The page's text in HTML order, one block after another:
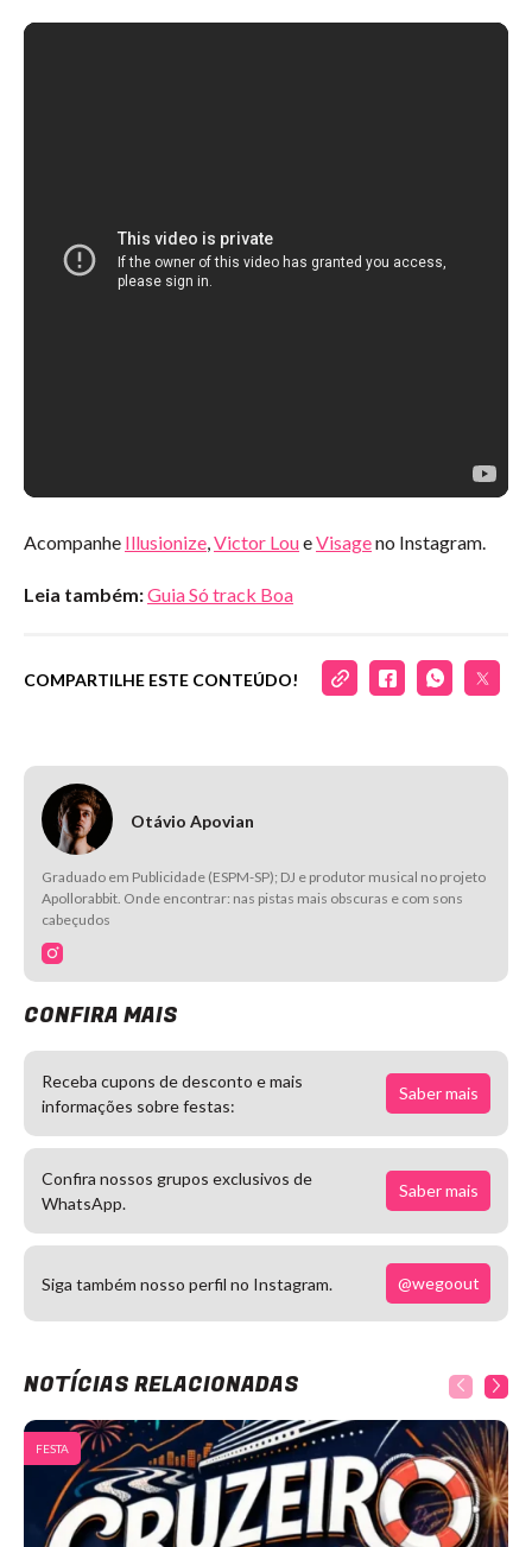
Acompanhe Illusionize,Victor LoueVisageno Instagram.
Leia também:Guia Só track Boa
COMPARTILHE ESTE CONTEÚDO!
Otávio Apovian
Graduado em Publicidade (ESPM-SP); DJ e produtor musical no projeto
Apollorabbit. Onde encontrar: nas pistas mais obscuras e com sons
cabeçudos
CONFIRA MAIS
Receba cupons de desconto e mais
informações sobre festas:
Saber mais
Confira nossos grupos exclusivos de
WhatsApp.
Saber mais
Siga também nosso perfil no Instagram. @wegoout
NOTÍCIAS RELACIONADAS
FESTA